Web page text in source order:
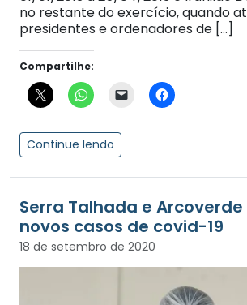
no restante do exercício, quando
presidentes e ordenadores de […]
Compartilhe:
Continue lendo
Serra Talhada e
novos casos de covid-19
18 de setembro de 2020